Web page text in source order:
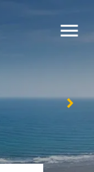
›